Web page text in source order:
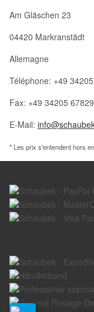
Am Gläschen 23
04420 Markranstädt
Allemagne
Téléphone: +49
Fax: +49 34205 67829
E-Mail:
* Les prix s'entendent hors